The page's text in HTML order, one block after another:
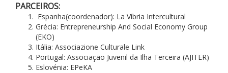
PARCEIROS:
Espanha(coordenador): La Víbria Intercultural
Grécia: Entrepreneurship And Social Economy Group
(EKO)
Itália: Associazione Culturale Link
Portugal: Associação Juvenil da Ilha Terceira (AJITER)
Eslovénia: EPeKA